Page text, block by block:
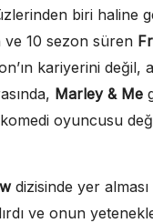
biri haline
ve 10 sezon süren
kariyerini değil,
Marley & Me
oyuncusu
dizisinde yer
ve onun